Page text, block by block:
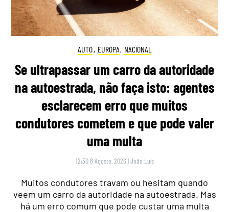
AUTO, EUROPA, NACIONAL
Se ultrapassar um carro da autoridade
na autoestrada, não faça isto: agentes
esclarecem erro que muitos
condutores cometem e que pode valer
uma multa
12:30 8 Agosto, 2026 |João Luís
Muitos condutores travam ou hesitam quando
veem um carro da autoridade na autoestrada. Mas
há um erro comum que pode custar uma multa